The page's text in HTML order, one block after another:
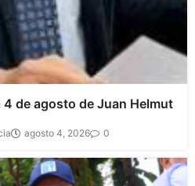
de agosto de Juan Helmut
agosto 4, 2026 0